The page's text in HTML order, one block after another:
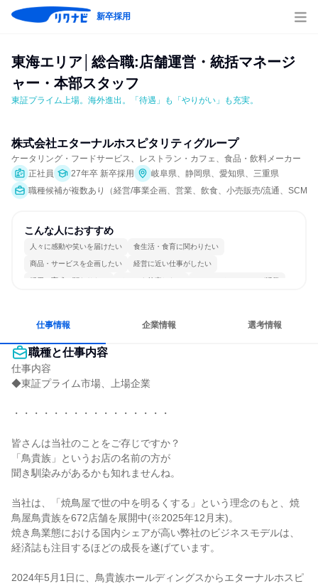
新卒採用
東海エリア│総合職:店舗運営・統括マネージ
ャー・本部スタッフ
東証プライム上場。海外進出。「待遇」も「やりがい」も充実。
株式会社エターナルホスピタリティグループ
ケータリング・フードサービス、レストラン・カフェ、食品・飲料メーカー
正社員
27年卒 新卒採用
岐阜県、静岡県、愛知県、三重県
職種候補が複数あり（経営/事業企画、営業、飲食、小売販売/流通、SCM/
こんな人におすすめ
人々に感動や笑いを届けたい 食生活・食育に関わりたい
商品・サービスを企画したい 経営に近い仕事がしたい
採用・育成に関わりたい チームを統率したい コミュニケーションが活発
仕事情報 企業情報 選考情報
職種と仕事内容
仕事内容
◆東証プライム市場、上場企業
・・・・・・・・・・・・・・・・
皆さんは当社のことをご存じですか？
「鳥貴族」というお店の名前の方が
聞き馴染みがあるかも知れませんね。
当社は、「焼鳥屋で世の中を明るくする」という理念のもと、焼
鳥屋鳥貴族を672店舗を展開中(※2025年12月末)。
焼き鳥業態における国内シェアが高い弊社のビジネスモデルは、
経済誌も注目するほどの成長を遂げています。
2024年5月1日に、鳥貴族ホールディングスからエターナルホスピ